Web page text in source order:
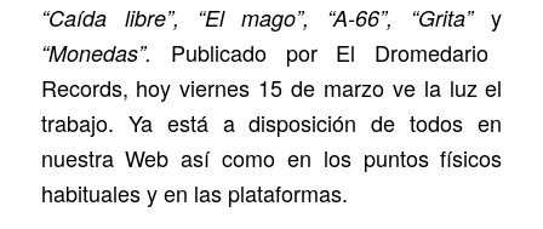
“Caída libre”, “El mago”, “A-66”, “Grita”y
“Monedas”. Publicado por El Dromedario
Records, hoy viernes 15 de marzo ve la luz el
trabajo. Ya está a disposición de todos en
nuestra Web así como en los puntos físicos
habituales y en las plataformas.